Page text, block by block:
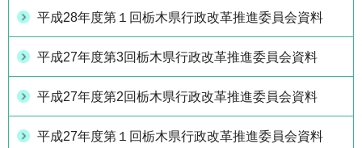
平成28年度第１回栃木県行政改革推進委員会資料
平成27年度第3回栃木県行政改革推進委員会資料
平成27年度第2回栃木県行政改革推進委員会資料
平成27年度第１回栃木県行政改革推進委員会資料